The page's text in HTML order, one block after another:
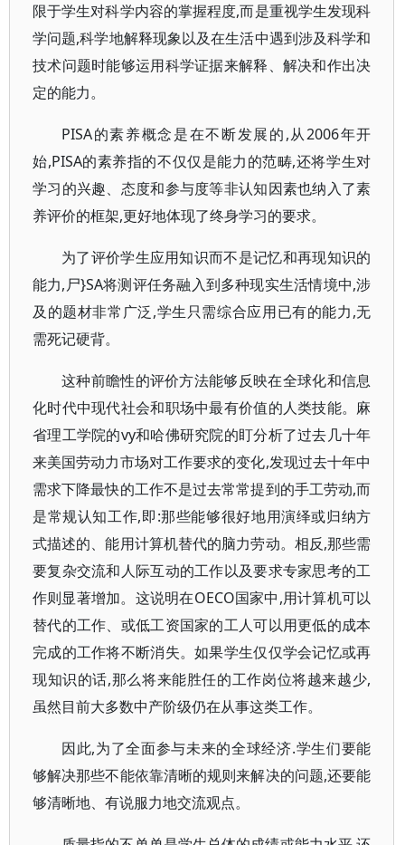
限于学生对科学内容的掌握程度,而是重视学生发现科
学问题,科学地解释现象以及在生活中遇到涉及科学和
技术问题时能够运用科学证据来解释、解决和作出决
定的能力。
PISA的素养概念是在不断发展的,从2006年开
始,PISA的素养指的不仅仅是能力的范畴,还将学生对
学习的兴趣、态度和参与度等非认知因素也纳入了素
养评价的框架,更好地体现了终身学习的要求。
为了评价学生应用知识而不是记忆和再现知识的
能力,尸}SA将测评任务融入到多种现实生活情境中,涉
及的题材非常广泛,学生只需综合应用已有的能力,无
需死记硬背。
这种前瞻性的评价方法能够反映在全球化和信息
化时代中现代社会和职场中最有价值的人类技能。麻
省理工学院的vy和哈佛研究院的盯分析了过去几十年
来美国劳动力市场对工作要求的变化,发现过去十年中
需求下降最快的工作不是过去常常提到的手工劳动,而
是常规认知工作,即:那些能够很好地用演绎或归纳方
式描述的、能用计算机替代的脑力劳动。相反,那些需
要复杂交流和人际互动的工作以及要求专家思考的工
作则显著增加。这说明在OECO国家中,用计算机可以
替代的工作、或低工资国家的工人可以用更低的成本
完成的工作将不断消失。如果学生仅仅学会记忆或再
现知识的话,那么将来能胜任的工作岗位将越来越少,
虽然目前大多数中产阶级仍在从事这类工作。
因此,为了全面参与未来的全球经济.学生们要能
够解决那些不能依靠清晰的规则来解决的问题,还要能
够清晰地、有说服力地交流观点。